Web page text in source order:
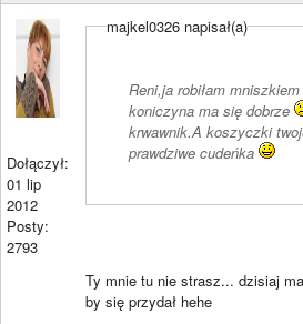
Dołączył:
01 lip
2012
Posty:
2793
majkel0326 napisał(a)
Reni,ja robiłam
koniczyna ma się dobrze
krwawnik.A koszyczki
prawdziwe cudeńka
Ty mnie tu nie strasz... dzisiaj
by się przydał hehe